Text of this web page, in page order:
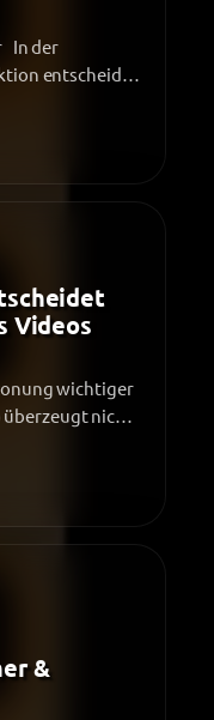
In der
entscheidet
Videos
wichtiger
überzeugt nicht
&